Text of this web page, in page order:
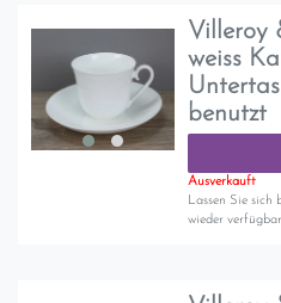
Villeroy
weiss
benutzt
Ausverkauft
Lassen Sie sich
wieder